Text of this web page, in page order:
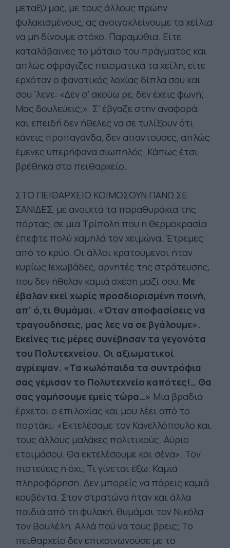
μεταξύ μας, με τους άλλους πρώην
φυλακισμένους, ας ανοιγοκλείνουμε τα χείλια
να μη δίνουμε στόχο. Παραμύθια. Είτε
καταλάβαινες το μάταιο του πράγματος και
απλώς σφράγιζες πεισματικά τα χείλη, είτε
ερχόταν ο φανατικός λοχίας δίπλα σου και
σου ’λεγε: «Δεν σ’ ακούω ρε, δεν έχεις φωνή;
Μας δουλεύεις;». Σ’ έβγαζε στην αναφορά,
και επειδή δεν ήθελες να σε τυλίξουν ότι
κάνεις προπαγάνδα, δεν απαντούσες, απλώς
έμενες υπερήφανα σιωπηλός. Κάπως έτσι
βρέθηκα στο πειθαρχείο.
ΣΤΟ ΠΕΙΘΑΡΧΕΙΟ ΚΟΙΜΟΣΟΥΝ ΠΑΝΩ ΣΕ
ΣΑΝΙΔΕΣ, με ανοιχτά τα παραθυράκια της
πόρτας, σε μια Τρίπολη που η θερμοκρασία
έπεφτε πολύ χαμηλά τον χειμώνα. Έτρεμες
από το κρύο. Οι άλλοι κρατούμενοι ήταν
κυρίως Ιεχωβάδες, αρνητές της στράτευσης,
που δεν ήθελαν καμιά σχέση μαζί σου. Με
έβαλαν εκεί χωρίς προσδιορισμένη ποινή,
απ’ ό,τι θυμάμαι. «Όταν αποφασίσεις να
τραγουδήσεις, μας λες να σε βγάλουμε».
Εκείνες τις μέρες συνέβησαν τα γεγονότα
του Πολυτεχνείου. Οι αξιωματικοί
αγρίεψαν. «Τα κωλόπαιδα τα συντρόφια
σας γέμισαν το Πολυτεχνείο καπότες!… Θα
σας γαμήσουμε εμείς τώρα…» Μια βραδιά
έρχεται ο επιλοχίας και μου λέει από το
πορτάκι: «Εκτελέσαμε τον Κανελλόπουλο και
τους άλλους μαλάκες πολιτικούς. Αύριο
ετοιμάσου. Θα εκτελέσουμε και σένα». Τον
πιστεύεις ή όχι; Τι γίνεται έξω; Καμιά
πληροφόρηση. Δεν μπορείς να πάρεις καμιά
κουβέντα. Στον στρατώνα ήταν και άλλα
παιδιά από τη φυλακή, θυμάμαι τον Νικόλα
τον Βουλέλη. Αλλά πού να τους βρεις; Το
πειθαρχείο δεν επικοινωνούσε με το